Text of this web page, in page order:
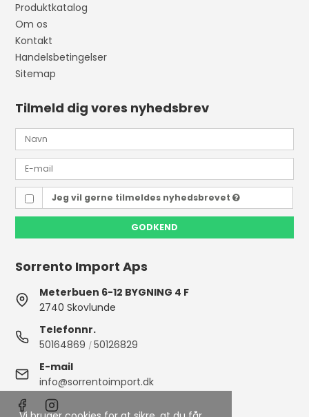
Produktkatalog
Om os
Kontakt
Handelsbetingelser
Sitemap
Tilmeld dig vores nyhedsbrev
Jeg vil gerne tilmeldes nyhedsbrevet
GODKEND
Sorrento Import Aps
Meterbuen 6-12 BYGNING 4 F
2740 Skovlunde
Telefonnr.
50164869 /50126829
E-mail
info@sorrentoimport.dk